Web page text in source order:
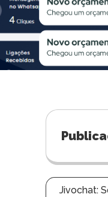
Jivochat: